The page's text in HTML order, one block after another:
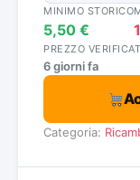
MINIMO STORICO
5,50 €
PREZZO
6 giorni fa
Categoria: